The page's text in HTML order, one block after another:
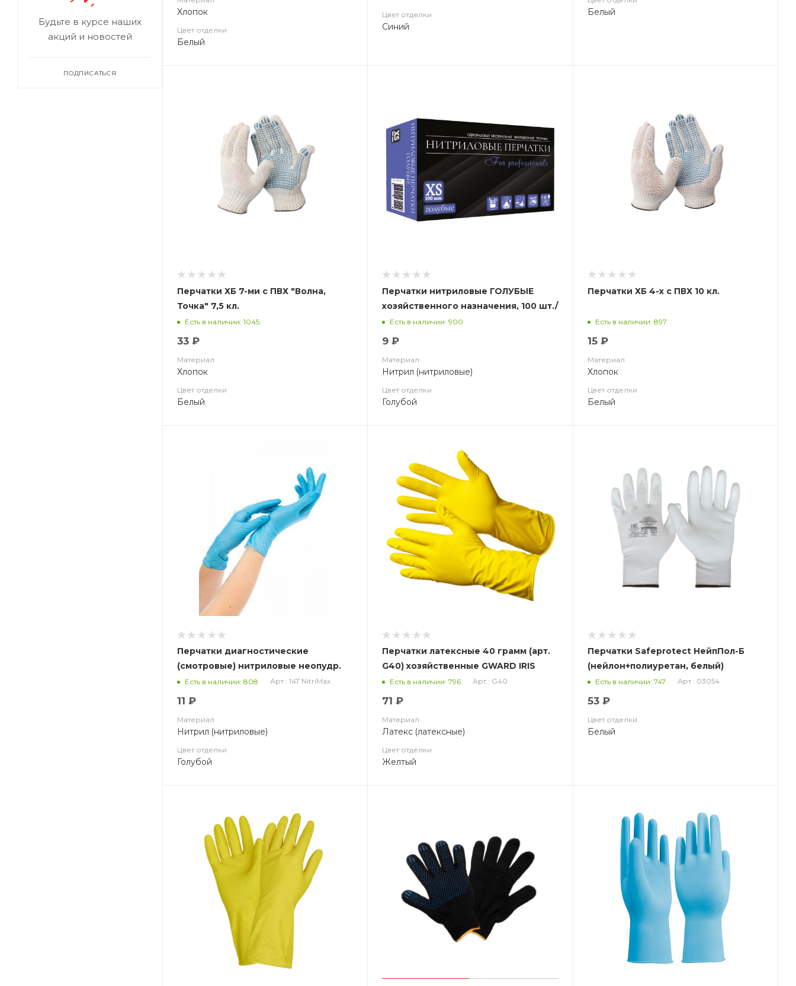
Хлопок
Цвет отделки
Белый
Цвет отделки
Синий
Белый
Перчатки ХБ 7-ми с ПВХ "Волна,
Точка" 7,5 кл.
Есть в наличии: 1045
33 ₽
Материал
Хлопок
Цвет отделки
Белый
Перчатки нитриловые ГОЛУБЫЕ
хозяйственного назначения, 100 шт./
уп.Есть в наличии: 900
9 ₽
Материал
Нитрил (нитриловые)
Цвет отделки
Голубой
Перчатки ХБ 4-х с ПВХ 10 кл.
Есть в наличии: 897
15 ₽
Материал
Хлопок
Цвет отделки
Белый
Перчатки диагностические
(смотровые) нитриловые неопудр.
NitriMax, гол. 3.5 гр. НДС (10%)
Есть в наличии: 808 Арт.: 147 NitriMax
11 ₽
Материал
Нитрил (нитриловые)
Цвет отделки
Голубой
Перчатки латексные 40 грамм (арт.
G40) хозяйственные GWARD IRIS
Есть в наличии: 796 Арт.: G40
71 ₽
Материал
Латекс (латексные)
Цвет отделки
Желтый
Перчатки Safeprotect НейпПол-Б
(нейлон+полиуретан, белый)
Есть в наличии: 747 Арт.: 03054
53 ₽
Цвет отделки
Белый
Будьте в курсе наших
акций и новостей
ПОДПИСАТЬСЯ